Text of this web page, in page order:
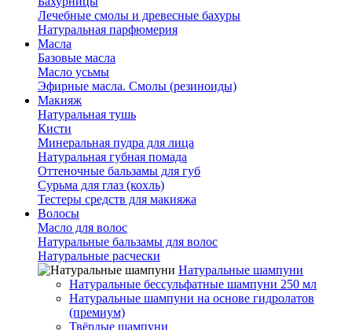
Лечебные смолы и древесные бахуры
Натуральная парфюмерия
Масла
Базовые масла
Масло усьмы
Эфирные масла. Смолы (резиноиды)
Макияж
Натуральная тушь
Кисти
Минеральная пудра для лица
Натуральная губная помада
Оттеночные бальзамы для губ
Сурьма для глаз (кохль)
Тестеры средств для макияжа
Волосы
Масло для волос
Натуральные бальзамы для волос
Натуральные расчески
Натуральные шампуни
Натуральные бессульфатные шампуни 250 мл
Натуральные шампуни на основе гидролатов
(премиум)
Твёрдые шампуни